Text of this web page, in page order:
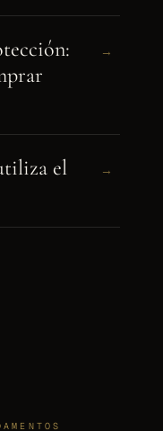
→
el
→